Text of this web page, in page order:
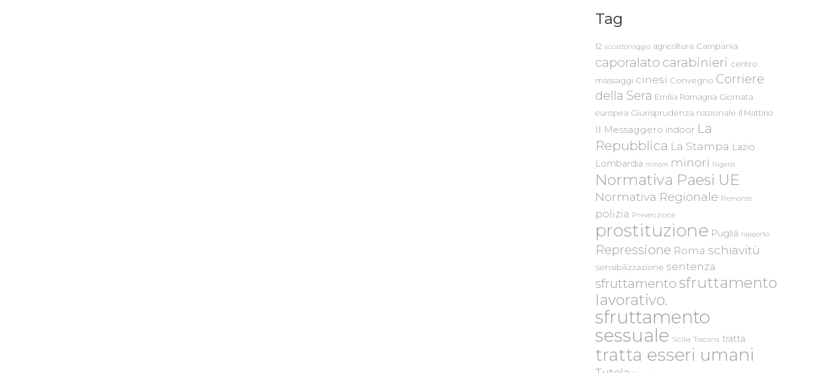
Tag
12 accattonaggio agricoltura Campania
caporalato carabinieri centro
massaggi cinesi Convegno Corriere
della Sera Emilia Romagna Giornata
europea Giurisprudenza nazionale Il Mattino
Il Messaggero indoor La
Repubblica La Stampa Lazio
Lombardia minore minori Nigeria
Normativa Paesi UE
Normativa Regionale Piemonte
polizia Prevenzione
prostituzione Puglia rapporto
Repressione Roma schiavitù
sensibilizzazione sentenza
sfruttamento sfruttamento
lavorativo.
sfruttamento
sessuale Sicilia Toscana tratta
tratta esseri umani